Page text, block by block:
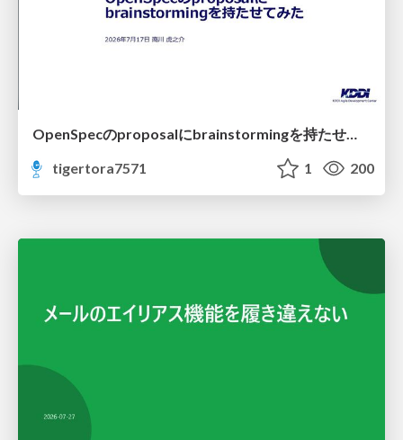
OpenSpecのproposalにbrainstormingを持たせてみた
tigertora7571
1 200